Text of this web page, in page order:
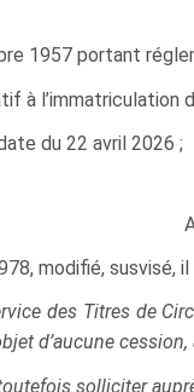
1957 portant
à
du 22 avril 2026 ;
modifié,
des Titres de
d’aucune
solliciter